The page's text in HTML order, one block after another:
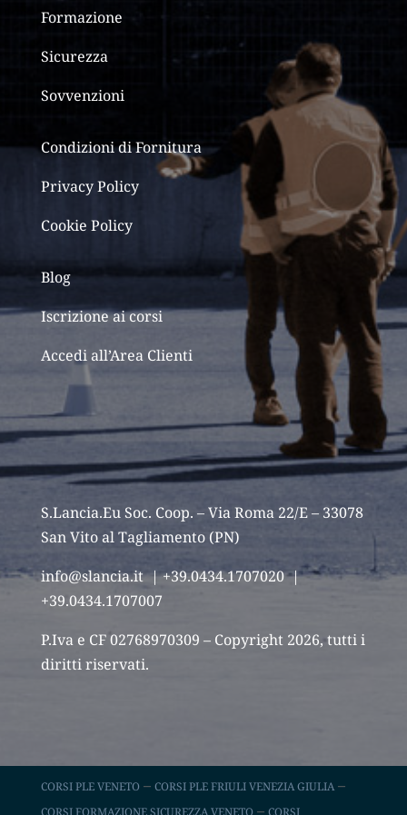
Formazione
Sicurezza
Sovvenzioni
Condizioni di Fornitura
Privacy Policy
Cookie Policy
Blog
Iscrizione ai corsi
Accedi all’Area Clienti
S.Lancia.Eu Soc. Coop. – Via Roma 22/E – 33078
San Vito al Tagliamento (PN)
info@slancia.it| +39.0434.1707020 |
+39.0434.1707007
P.Iva e CF 02768970309 – Copyright 2026, tutti i
diritti riservati.
CORSI PLE VENETO – CORSI PLE FRIULI VENEZIA GIULIA–
CORSI FORMAZIONE SICUREZZA VENETO – CORSI